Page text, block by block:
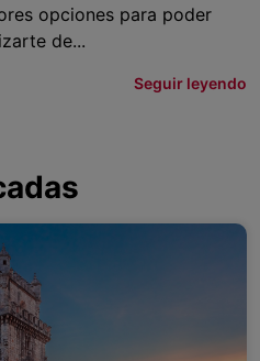
opciones para poder
de...
Seguir leyendo